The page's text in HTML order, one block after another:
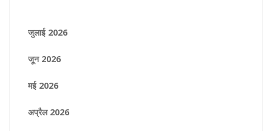
जुलाई 2026
जून 2026
मई 2026
अप्रैल 2026